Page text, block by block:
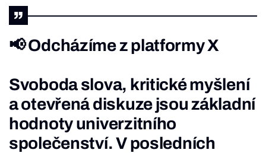
📢 Odcházíme z platformy X
Svoboda slova, kritické myšlení
a otevřená diskuze jsou základní
hodnoty univerzitního
společenství. V posledních